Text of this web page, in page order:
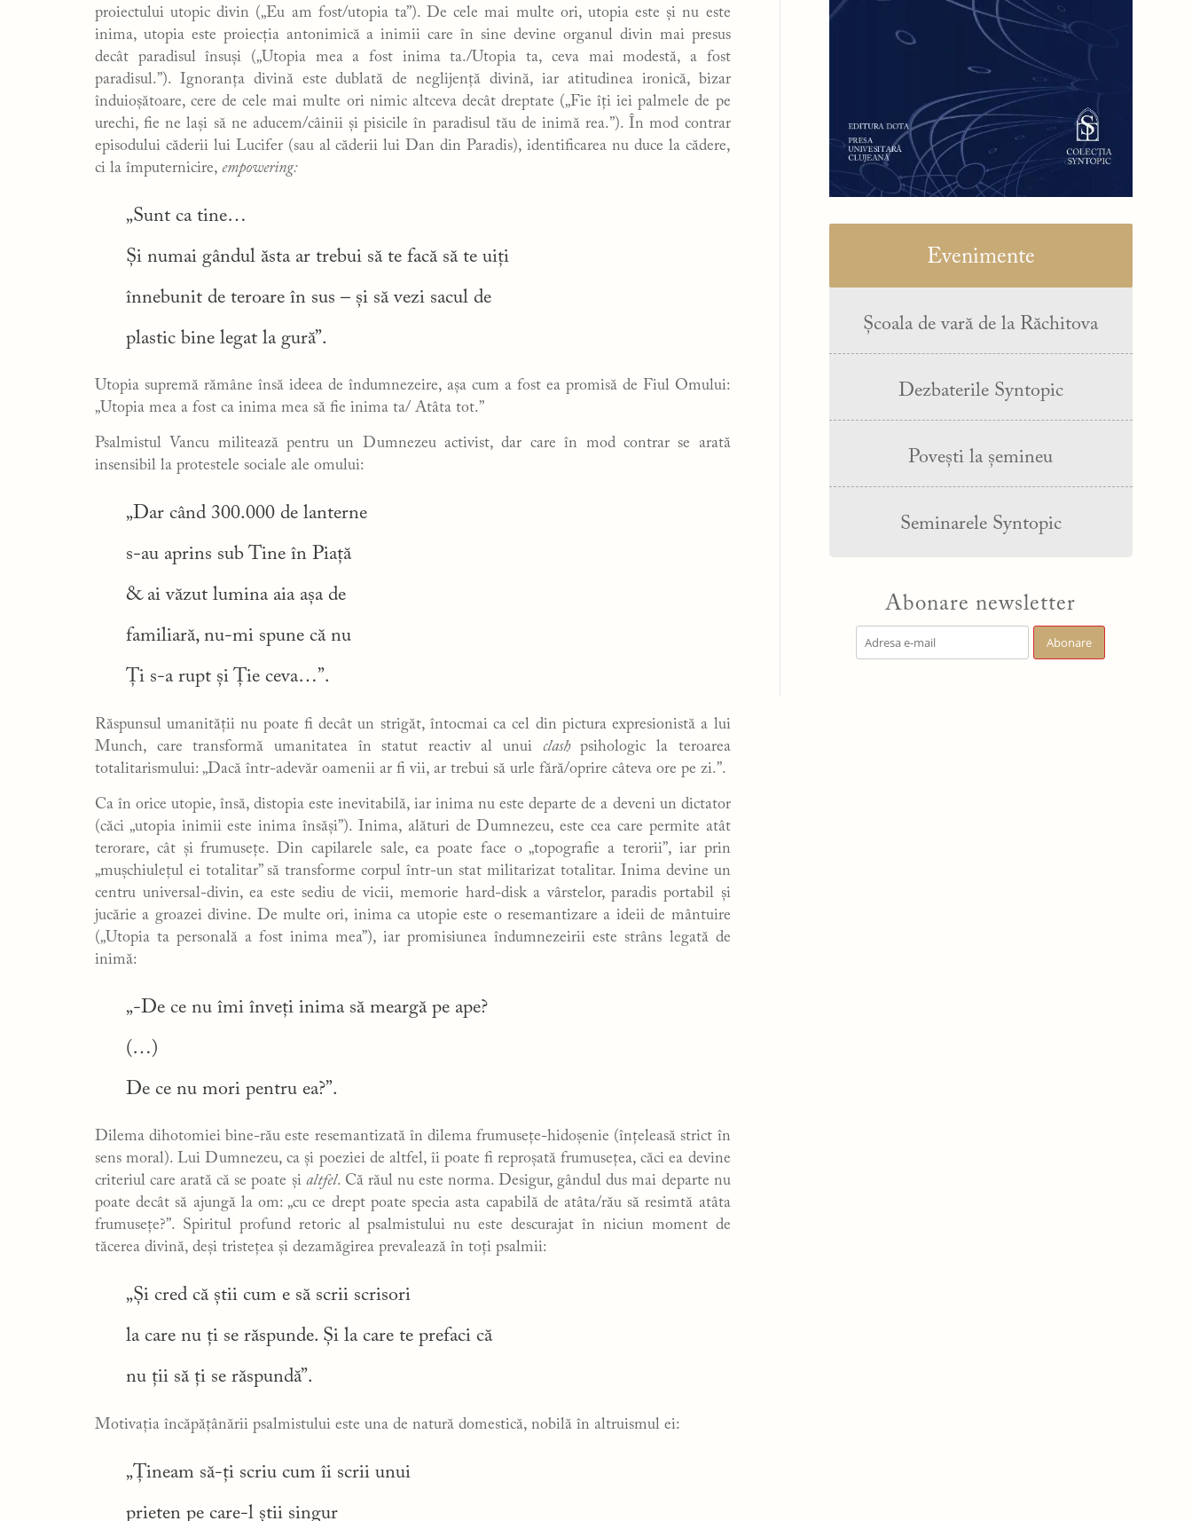
proiectului utopic divin („Eu am fost/utopia ta”). De cele mai multe ori, utopia este și nu este
inima, utopia este proiecția antonimică a inimii care în sine devine organul divin mai presus
decât paradisul însuși („Utopia mea a fost inima ta./Utopia ta, ceva mai modestă, a fost
paradisul.”). Ignoranța divină este dublată de neglijență divină, iar atitudinea ironică, bizar
înduioșătoare, cere de cele mai multe ori nimic altceva decât dreptate („Fie îți iei palmele de pe
urechi, fie ne lași să ne aducem/câinii și pisicile în paradisul tău de inimă rea.”). În mod contrar
episodului căderii lui Lucifer (sau al căderii lui Dan din Paradis), identificarea nu duce la cădere,
ci la împuternicire, empowering:
„Sunt ca tine…
Și numai gândul ăsta ar trebui să te facă să te uiți
înnebunit de teroare în sus – și să vezi sacul de
plastic bine legat la gură”.
Utopia supremă rămâne însă ideea de îndumnezeire, așa cum a fost ea promisă de Fiul Omului:
„Utopia mea a fost ca inima mea să fie inima ta/ Atâta tot.”
Psalmistul Vancu militează pentru un Dumnezeu activist, dar care în mod contrar se arată
insensibil la protestele sociale ale omului:
„Dar când 300.000 de lanterne
s-au aprins sub Tine în Piață
& ai văzut lumina aia așa de
familiară, nu-mi spune că nu
Ți s-a rupt și Ție ceva…”.
Răspunsul umanității nu poate fi decât un strigăt, întocmai ca cel din pictura expresionistă a lui
Munch, care transformă umanitatea în statut reactiv al unui clashpsihologic la teroarea
totalitarismului: „Dacă într-adevăr oamenii ar fi vii, ar trebui să urle fără/oprire câteva ore pe zi.”.
Ca în orice utopie, însă, distopia este inevitabilă, iar inima nu este departe de a deveni un dictator
(căci „utopia inimii este inima însăși”). Inima, alături de Dumnezeu, este cea care permite atât
terorare, cât și frumusețe. Din capilarele sale, ea poate face o „topografie a terorii”, iar prin
„mușchiulețul ei totalitar” să transforme corpul într-un stat militarizat totalitar. Inima devine un
centru universal-divin, ea este sediu de vicii, memorie hard-disk a vârstelor, paradis portabil și
jucărie a groazei divine. De multe ori, inima ca utopie este o resemantizare a ideii de mântuire
(„Utopia ta personală a fost inima mea”), iar promisiunea îndumnezeirii este strâns legată de
inimă:
„-De ce nu îmi înveți inima să meargă pe ape?
(…)
De ce nu mori pentru ea?”.
Dilema dihotomiei bine-rău este resemantizată în dilema frumusețe-hidoșenie (înțeleasă strict în
sens moral). Lui Dumnezeu, ca și poeziei de altfel, îi poate fi reproșată frumusețea, căci ea devine
criteriul care arată că se poate și altfel. Că răul nu este norma. Desigur, gândul dus mai departe nu
poate decât să ajungă la om: „cu ce drept poate specia asta capabilă de atâta/rău să resimtă atâta
frumusețe?”. Spiritul profund retoric al psalmistului nu este descurajat în niciun moment de
tăcerea divină, deși tristețea și dezamăgirea prevalează în toți psalmii:
„Și cred că știi cum e să scrii scrisori
la care nu ți se răspunde. Și la care te prefaci că
nu ții să ți se răspundă”.
Motivația încăpățânării psalmistului este una de natură domestică, nobilă în altruismul ei:
„Țineam să-ți scriu cum îi scrii unui
prieten pe care-l știi singur
Evenimente
Școala de vară de la Răchitova
Dezbaterile Syntopic
Povești la șemineu
Seminarele Syntopic
Abonare newsletter